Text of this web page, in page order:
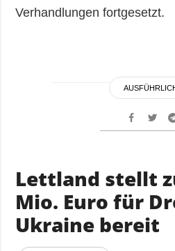
Verhandlungen fortgesetzt.
Lettland stellt
Mio. Euro für
Ukraine bereit